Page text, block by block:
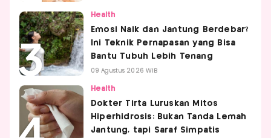
Health
Emosi Naik dan Jantung Berdebar?
Ini Teknik Pernapasan yang Bisa
Bantu Tubuh Lebih Tenang
09 Agustus 2026 WIB
Health
Dokter Tirta Luruskan Mitos
Hiperhidrosis: Bukan Tanda Lemah
Jantung, tapi Saraf Simpatis